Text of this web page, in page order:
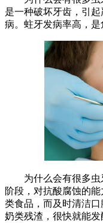
是一种破坏牙齿，引
病。蛀牙发病率高，是
为什么会有很多虫
阶段，对抗酸腐蚀的
类食品，而及时清洁
奶类残渣，很快就能